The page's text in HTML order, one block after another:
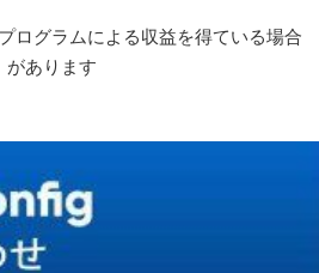
ログラムによる収益を得ている場合
があります